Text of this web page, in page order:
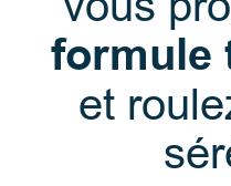
formule
et